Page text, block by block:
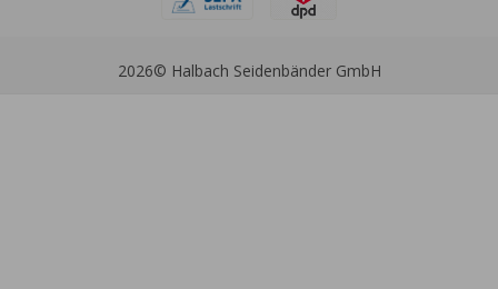
2026© Halbach Seidenbänder GmbH